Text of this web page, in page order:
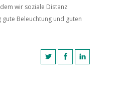
wir soziale Distanz
Beleuchtung und guten